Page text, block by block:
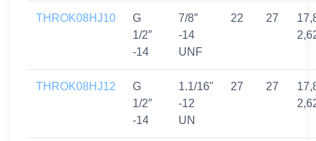
THROK08HJ10
G
1/2″
-14
7/8″
-14
UNF
22 27
THROK08HJ12
G
1/2″
-14
1.1/16"
-12
UN
27 27